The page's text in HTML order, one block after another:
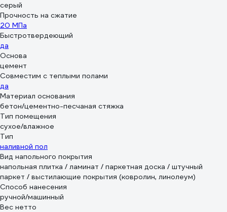
серый
Прочность на сжатие
20 МПа
Быстротвердеющий
да
Основа
цемент
Совместим с теплыми полами
да
Материал основания
бетон/цементно-песчаная стяжка
Тип помещения
сухое/влажное
Тип
наливной пол
Вид напольного покрытия
напольная плитка / ламинат / паркетная доска / штучный
паркет / выстилающие покрытия (ковролин, линолеум)
Способ нанесения
ручной/машинный
Вес нетто